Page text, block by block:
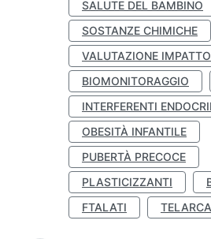
SALUTE DEL BAMBINO
SOSTANZE CHIMICHE
VALUTAZIONE
BIOMONITORAGGIO
INTERFERENTI
OBESITÀ INFANTILE
PUBERTÀ PRECOCE
PLASTICIZZANTI
FTALATI